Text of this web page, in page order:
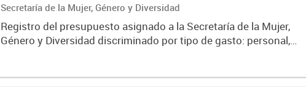
Secretaría de la Mujer, Género y Diversidad
Registro del presupuesto asignado a la Secretaría de la Mujer,
Género y Diversidad discriminado por tipo de gasto: personal,